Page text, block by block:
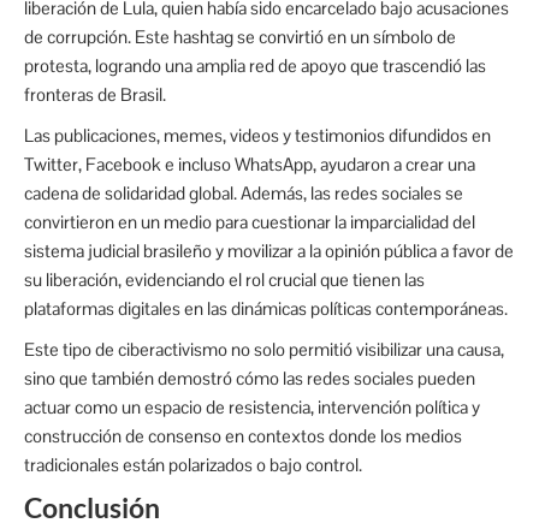
liberación de Lula, quien había sido encarcelado bajo acusaciones
de corrupción. Este hashtag se convirtió en un símbolo de
protesta, logrando una amplia red de apoyo que trascendió las
fronteras de Brasil.
Las publicaciones, memes, videos y testimonios difundidos en
Twitter, Facebook e incluso WhatsApp, ayudaron a crear una
cadena de solidaridad global. Además, las redes sociales se
convirtieron en un medio para cuestionar la imparcialidad del
sistema judicial brasileño y movilizar a la opinión pública a favor de
su liberación, evidenciando el rol crucial que tienen las
plataformas digitales en las dinámicas políticas contemporáneas.
Este tipo de ciberactivismo no solo permitió visibilizar una causa,
sino que también demostró cómo las redes sociales pueden
actuar como un espacio de resistencia, intervención política y
construcción de consenso en contextos donde los medios
tradicionales están polarizados o bajo control.
Conclusión